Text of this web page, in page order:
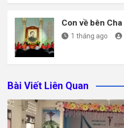
Con về bên Cha
1 tháng ago
Bài Viết Liên Quan